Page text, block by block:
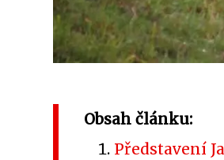
Obsah článku:
Představení